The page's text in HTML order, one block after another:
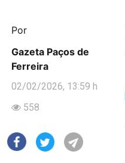
Por
Gazeta Paços de
Ferreira
02/02/2026, 13:59 h
558